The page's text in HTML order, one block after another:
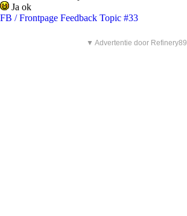
Ja ok
FB / Frontpage Feedback Topic #33
▼ Advertentie door Refinery89